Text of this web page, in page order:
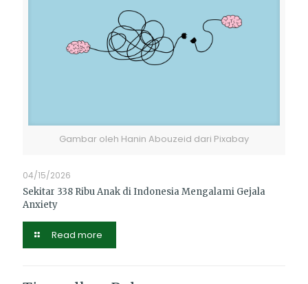
Gambar oleh Hanin Abouzeid dari Pixabay
04/15/2026
Sekitar 338 Ribu Anak di Indonesia Mengalami Gejala
Anxiety
Read more